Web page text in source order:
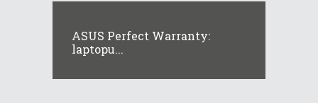
ASUS Perfect Warranty:
laptopu...